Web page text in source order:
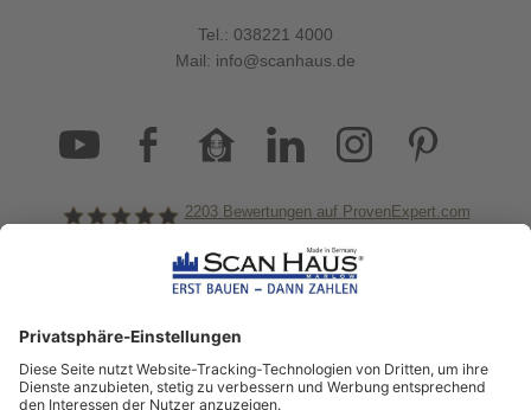
Tel.: 038221 4000
Mail: info@scanhaus.de
ScanHaus Marlow
2203Bewertungen auf ProvenExpert.com
informiert!